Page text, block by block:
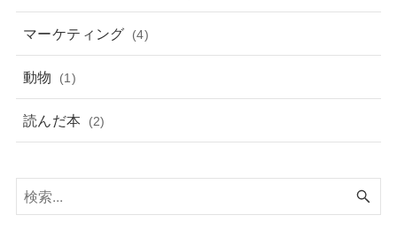
マーケティング (4)
動物 (1)
読んだ本 (2)